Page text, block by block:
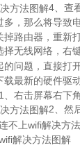
4、查
，那么将导致
路由器，重新
无线网络，右
问题，直接打
载最新的硬件驱
右击屏幕右下
2、然